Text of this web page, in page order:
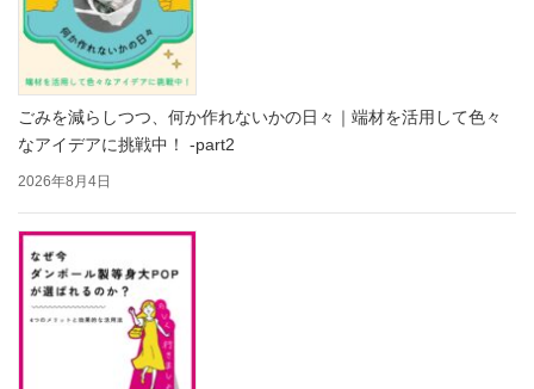
ごみを減らしつつ、何か作れないかの日々｜端材を活用して色々
なアイデアに挑戦中！ -part2
2026年8月4日